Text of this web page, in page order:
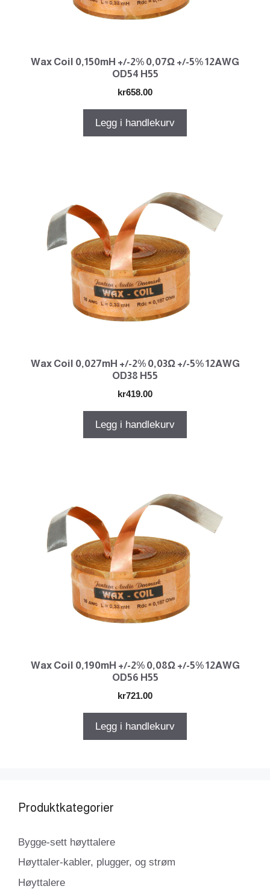
Wax Coil 0,150mH +/-2% 0,07Ω +/-5% 12AWG
OD54 H55
kr658.00
Legg i handlekurv
Wax Coil 0,027mH +/-2% 0,03Ω +/-5% 12AWG
OD38 H55
kr419.00
Legg i handlekurv
Wax Coil 0,190mH +/-2% 0,08Ω +/-5% 12AWG
OD56 H55
kr721.00
Legg i handlekurv
Produktkategorier
Bygge-sett høyttalere
Høyttaler-kabler, plugger, og strøm
Høyttalere